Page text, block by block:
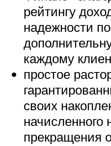
рейтингу
надежности
каждому
простое
своих
начисленного
прекращения